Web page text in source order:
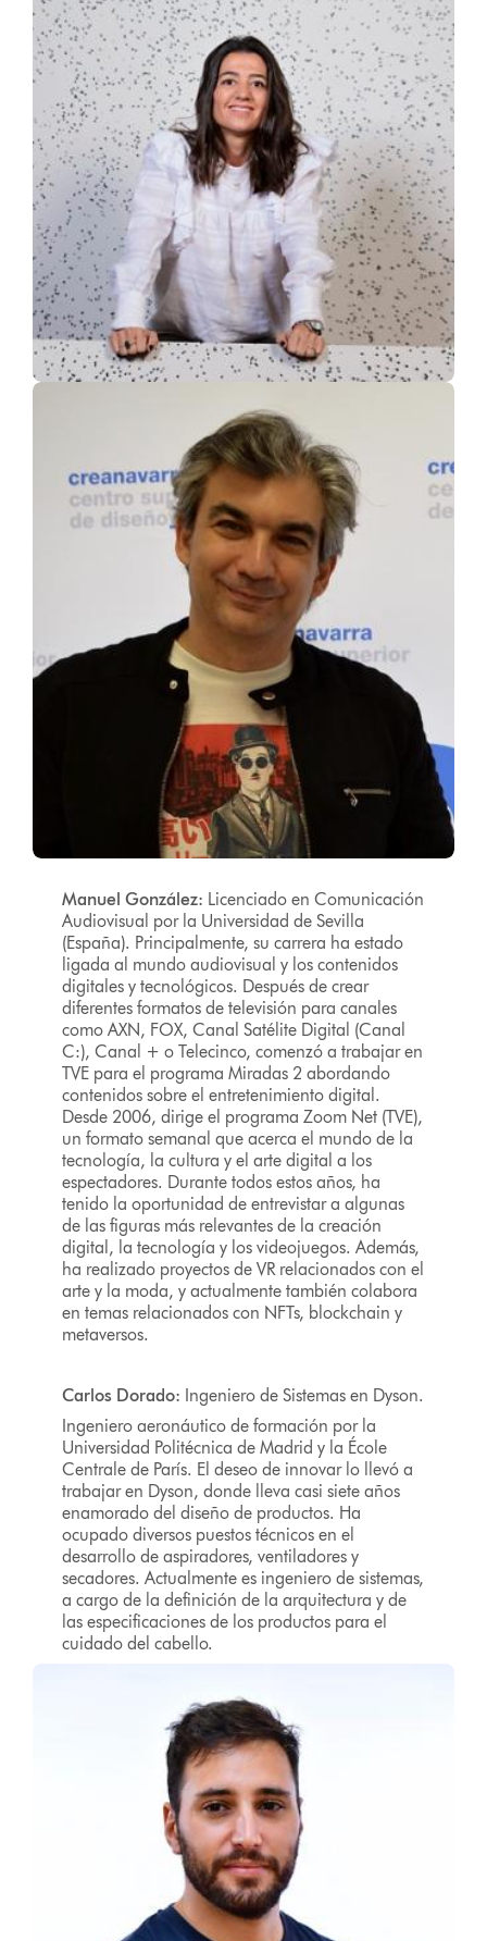
Manuel González: Licenciado en Comunicación
Audiovisual por la Universidad de Sevilla
(España). Principalmente, su carrera ha estado
ligada al mundo audiovisual y los contenidos
digitales y tecnológicos. Después de crear
diferentes formatos de televisión para canales
como AXN, FOX, Canal Satélite Digital (Canal
C:), Canal + o Telecinco, comenzó a trabajar en
TVE para el programa Miradas 2 abordando
contenidos sobre el entretenimiento digital.
Desde 2006, dirige el programa Zoom Net (TVE),
un formato semanal que acerca el mundo de la
tecnología, la cultura y el arte digital a los
espectadores. Durante todos estos años, ha
tenido la oportunidad de entrevistar a algunas
de las figuras más relevantes de la creación
digital, la tecnología y los videojuegos. Además,
ha realizado proyectos de VR relacionados con el
arte y la moda, y actualmente también colabora
en temas relacionados con NFTs, blockchain y
metaversos.
Carlos Dorado: Ingeniero de Sistemas en Dyson.
Ingeniero aeronáutico de formación por la
Universidad Politécnica de Madrid y la École
Centrale de París. El deseo de innovar lo llevó a
trabajar en Dyson, donde lleva casi siete años
enamorado del diseño de productos. Ha
ocupado diversos puestos técnicos en el
desarrollo de aspiradores, ventiladores y
secadores. Actualmente es ingeniero de sistemas,
a cargo de la definición de la arquitectura y de
las especificaciones de los productos para el
cuidado del cabello.